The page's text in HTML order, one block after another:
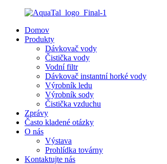
Domov
Produkty
Dávkovač vody
Čistička vody
Vodní filtr
Dávkovač instantní horké vody
Výrobník ledu
Výrobník sody
Čistička vzduchu
Zprávy
Často kladené otázky
O nás
Výstava
Prohlídka továrny
Kontaktujte nás